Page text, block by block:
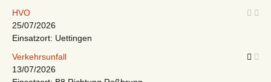
HVO
25/07/2026
Einsatzort: Uettingen
Verkehrsunfall
13/07/2026